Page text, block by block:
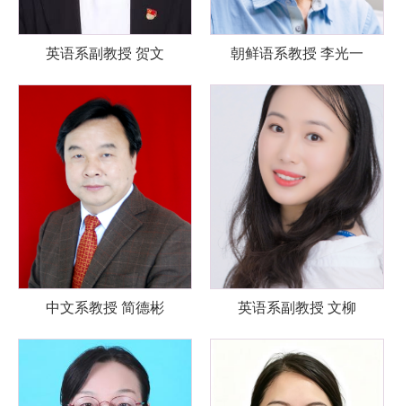
英语系副教授 贺文 朝鲜语系教授 李光一
中文系教授 简德彬 英语系副教授 文柳